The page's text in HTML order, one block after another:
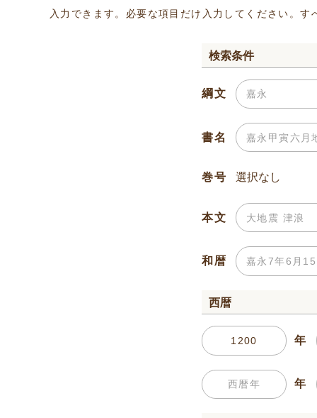
入力できます。必要な項目だけ入力してください。
検索条件
綱文
書名
巻号
本文
和暦
西暦
年
年